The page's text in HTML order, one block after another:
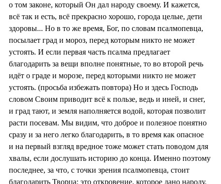
о том законе, который Он дал народу своему. И кажется,
всё так и есть, всё прекрасно хорошо, города целые, дети
здоровы... Но в то же время, Бог, по словам псалмопевца,
посылает град и мороз, перед которым никто не может
устоять. И если первая часть псалма предлагает
благодарить за вещи вполне понятные, то во второй речь
идёт о граде и морозе, перед которыми никто не может
устоять. (просьба избежать повтора) Но и здесь Господь
словом Своим приводит всё к пользе, ведь и иней, и снег,
и град тают, и земля наполняется водой, которая позволит
расти посевам. Мы видим, что доброе и полезное понятно
сразу и за него легко благодарить, в то время как опасное
и на первый взгляд вредное тоже может стать поводом для
хвалы, если дослушать историю до конца. Именно поэтому
последнее, за что, с точки зрения псалмопевца, стоит
благодарить Творца: это откровение, которое дано народу.